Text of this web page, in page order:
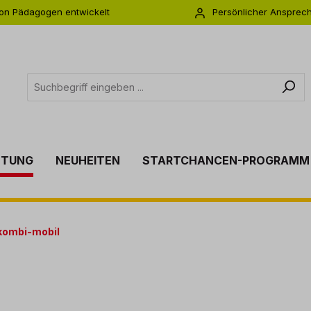
Pädagogen entwickelt
Persönlicher
NEUHEITEN STARTCHANCEN-PROGRAMM
mobil